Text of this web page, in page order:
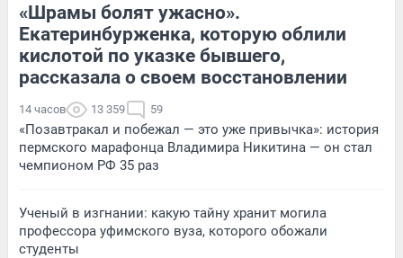
«Шрамы болят ужасно».
Екатеринбурженка, которую облили
кислотой по указке бывшего,
рассказала о своем восстановлении
14 часов 13 359 59
«Позавтракал и побежал — это уже привычка»: история
пермского марафонца Владимира Никитина — он стал
чемпионом РФ 35 раз
Ученый в изгнании: какую тайну хранит могила
профессора уфимского вуза, которого обожали
студенты